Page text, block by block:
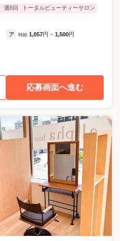
週6回
トータルビューティーサロン
ア 時給 1,057円 ~ 1,500円
応募画面へ進む